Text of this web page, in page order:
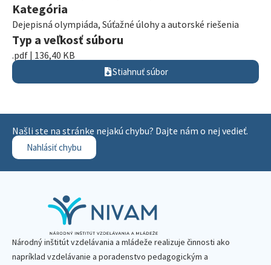
Kategória
Dejepisná olympiáda, Súťažné úlohy a autorské riešenia
Typ a veľkosť súboru
.pdf | 136,40 KB
Stiahnuť súbor
Našli ste na stránke nejakú chybu? Dajte nám o nej vedieť.
Nahlásiť chybu
Národný inštitút vzdelávania a mládeže realizuje činnosti ako
napríklad vzdelávanie a poradenstvo pedagogickým a